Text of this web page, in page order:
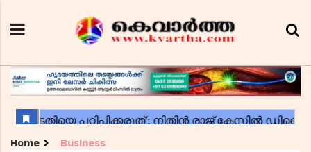
Home Business